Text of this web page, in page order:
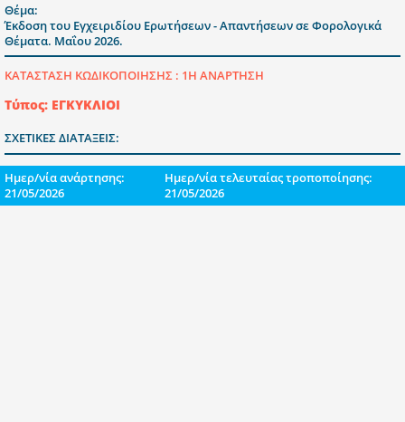
Θέμα:
Έκδοση του Εγχειριδίου Ερωτήσεων - Απαντήσεων σε Φορολογικά
Θέματα. Μαΐου 2026.
ΚΑΤΑΣΤΑΣΗ ΚΩΔΙΚΟΠΟΙΗΣΗΣ : 1Η ΑΝΑΡΤΗΣΗ
Τύπος: ΕΓΚΥΚΛΙΟΙ
ΣΧΕΤΙΚΕΣ ΔΙΑΤΑΞΕΙΣ:
Ημερ/νία ανάρτησης:
21/05/2026
Ημερ/νία τελευταίας τροποποίησης:
21/05/2026